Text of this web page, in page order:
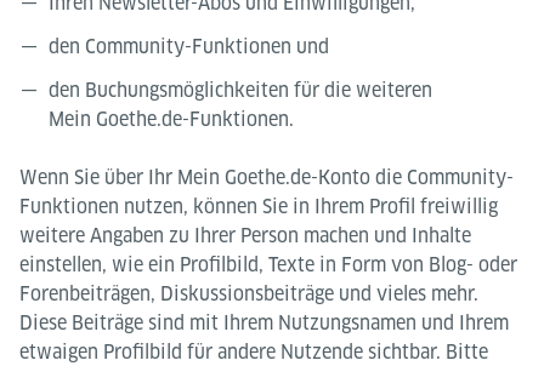
den Community-Funktionen und
den Buchungsmöglichkeiten für die weiteren
Mein Goethe.de-Funktionen.
Wenn Sie über Ihr Mein Goethe.de-Konto die Community-
Funktionen nutzen, können Sie in Ihrem Profil freiwillig
weitere Angaben zu Ihrer Person machen und Inhalte
einstellen, wie ein Profilbild, Texte in Form von Blog- oder
Forenbeiträgen, Diskussionsbeiträge und vieles mehr.
Diese Beiträge sind mit Ihrem Nutzungsnamen und Ihrem
etwaigen Profilbild für andere Nutzende sichtbar. Bitte